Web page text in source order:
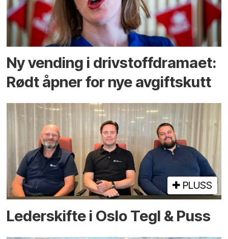
Ny vending i drivstoffdramaet:
Rødt åpner for nye avgiftskutt
PLUSS
Lederskifte i Oslo Tegl & Puss